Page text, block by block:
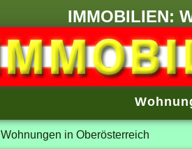
IMMOBILIEN:
Wohnungen in Oberösterreich